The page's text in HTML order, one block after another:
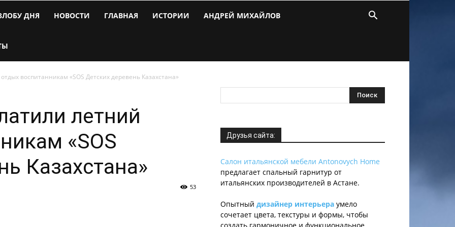
ДНЯ НОВОСТИ ГЛАВНАЯ ИСТОРИИ АНДРЕЙ МИХАЙЛОВ
воспитанникам «SOS Детских деревень Казахстана»
летний
«SOS
Казахстана»
53
Друзья сайта:
Салон итальянской мебели Antonovych Home
предлагает спальный гарнитур от
итальянских производителей в Астане.
Опытный дизайнер интерьера умело
сочетает цвета, текстуры и формы, чтобы